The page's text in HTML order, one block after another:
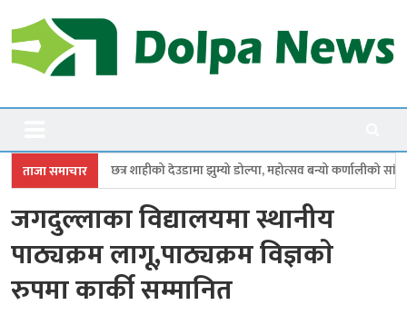
to
content
Dolpanews
ताजा समाचार
देउडामा झुम्यो डोल्पा, महोत्सव बन्यो कर्णालीको सांगीतिक उत्सव
जगदुल्लाका विद्यालयमा स्थानीय
पाठ्यक्रम लागू,पाठ्यक्रम विज्ञकाे
रुपमा कार्की सम्मानित